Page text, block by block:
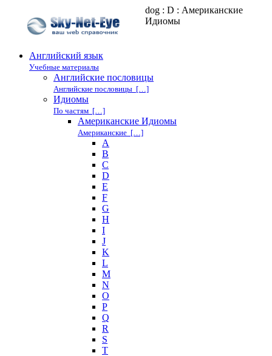
dog : D : Американские
Идиомы
Английский язык
Учебные материалы
Английские пословицы
Английские пословицы […]
Идиомы
По частям […]
Американские Идиомы
Американские […]
A
B
C
D
E
F
G
H
I
J
K
L
M
N
O
P
Q
R
S
T